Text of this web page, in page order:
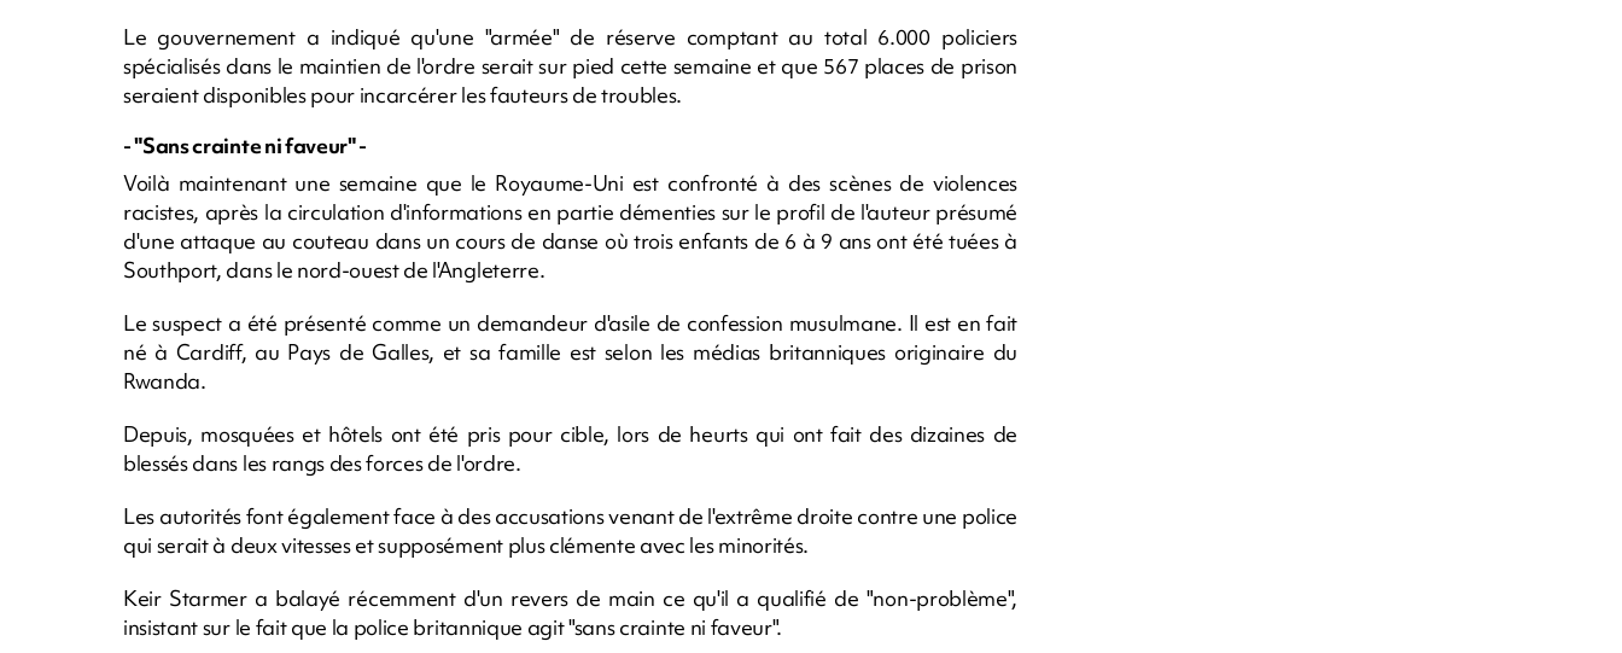
Le gouvernement a indiqué qu'une "armée" de réserve comptant au total 6.000 policiers
spécialisés dans le maintien de l'ordre serait sur pied cette semaine et que 567 places de prison
seraient disponibles pour incarcérer les fauteurs de troubles.
- "Sans crainte ni faveur" -
Voilà maintenant une semaine que le Royaume-Uni est confronté à des scènes de violences
racistes, après la circulation d'informations en partie démenties sur le profil de l'auteur présumé
d'une attaque au couteau dans un cours de danse où trois enfants de 6 à 9 ans ont été tuées à
Southport, dans le nord-ouest de l'Angleterre.
Le suspect a été présenté comme un demandeur d'asile de confession musulmane. Il est en fait
né à Cardiff, au Pays de Galles, et sa famille est selon les médias britanniques originaire du
Rwanda.
Depuis, mosquées et hôtels ont été pris pour cible, lors de heurts qui ont fait des dizaines de
blessés dans les rangs des forces de l'ordre.
Les autorités font également face à des accusations venant de l'extrême droite contre une police
qui serait à deux vitesses et supposément plus clémente avec les minorités.
Keir Starmer a balayé récemment d'un revers de main ce qu'il a qualifié de "non-problème",
insistant sur le fait que la police britannique agit "sans crainte ni faveur".